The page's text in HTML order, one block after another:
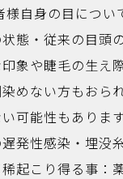
自身の目につい
態・従来の目頭
象や睫毛の生え
めない方もおら
可能性もありま
発性感染・埋没
起こり得る事：